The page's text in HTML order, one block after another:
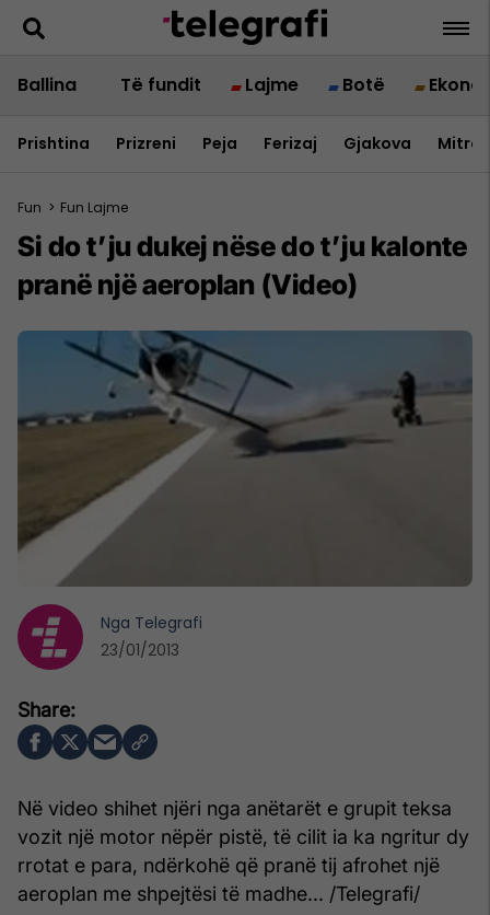
Ballina Të fundit Lajme Botë
Prishtina Prizreni Peja Ferizaj Gjakova
Fun > Fun Lajme
Si do t’ju dukej nëse do t’ju kalonte
pranë një aeroplan (Video)
Në video shihet njëri nga anëtarët e grupit teksa
vozit një motor nëpër pistë, të cilit ia ka ngritur dy
rrotat e para, ndërkohë që pranë tij afrohet një
aeroplan me shpejtësi të madhe... /Telegrafi/
Nga Telegrafi
23/01/2013